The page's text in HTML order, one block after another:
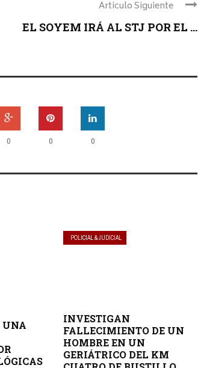
Articulo Siguiente
EL SOYEM IRÁ AL STJ POR EL ...
0 0 0
UNA
POLICIAL & JUDICIAL
INVESTIGAN
FALLECIMIENTO DE UN
HOMBRE EN UN
GERIÁTRICO DEL KM